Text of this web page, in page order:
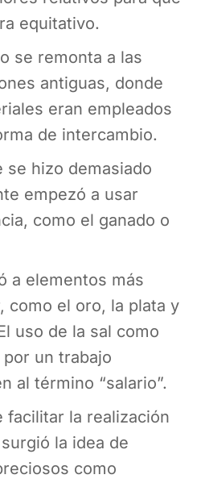
equitativo.
se remonta a las
antiguas, donde
eran empleados
de intercambio.
se hizo demasiado
empezó a usar
como el ganado o
a elementos más
como el oro, la plata y
uso de la sal como
un trabajo
al término “salario”.
facilitar la realización
la idea de
como